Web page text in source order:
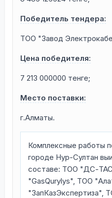
Победитель тендера:
ТОО "Завод
Цена победителя:
7 213 000000 тенге;
Место поставки:
г.Алматы.
Комплексные работы
городе Нур-Султан
составе: ТОО "ДС-
"GasQurylуs", ТОО
"ЗапКазЭкспертиза",